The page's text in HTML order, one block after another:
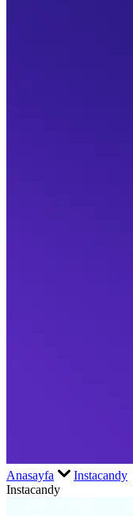
Anasayfa
Instacandy
Instacandy